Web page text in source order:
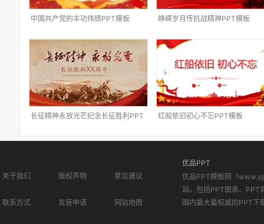
中国共产党的丰功伟绩PPT模板 峥嵘岁月传抗战精神PPT模板
长征精神永放光芒纪念长征胜利PPT
红船依旧初心不忘PPT模板
关于我们 版权声明 意见建议
联系方式 友链申请 网站地图
优品PPT
优品PPT模板网（
站。包括PPT图表、PPT
国内最大最权威的PPT下